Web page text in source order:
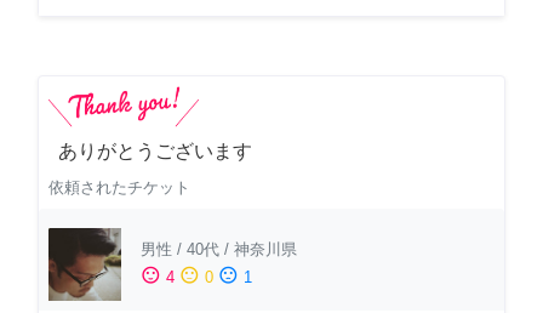
ありがとうございます
依頼されたチケット
男性 / 40代 / 神奈川県
sentiment_satisfied 4 sentiment_neutral 0 sentiment_dissatisfied 1